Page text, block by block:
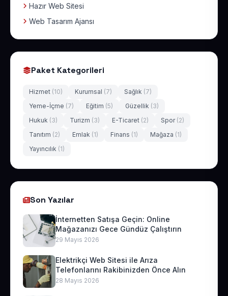
Hazır Web Sitesi
Web Tasarım Ajansı
Paket Kategorileri
Hizmet (10) Kurumsal (7) Sağlık (7)
Yeme-İçme (7) Eğitim (5) Güzellik (3)
Hukuk (3) Turizm (3) E-Ticaret (2) Spor (2)
Tanıtım (2) Emlak (1) Finans (1) Mağaza (1)
Yayıncılık (1)
Son Yazılar
İnternetten Satışa Geçin: Online
Mağazanızı Gece Gündüz Çalıştırın
29 Mayıs 2026
Elektrikçi Web Sitesi ile Arıza
Telefonlarını Rakibinizden Önce Alın
28 Mayıs 2026